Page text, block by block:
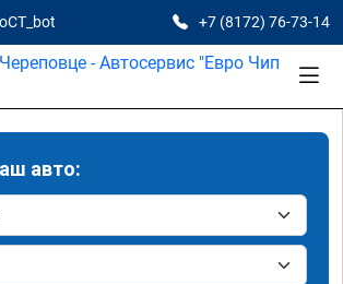
+7 (8172) 76-73-14
авто: